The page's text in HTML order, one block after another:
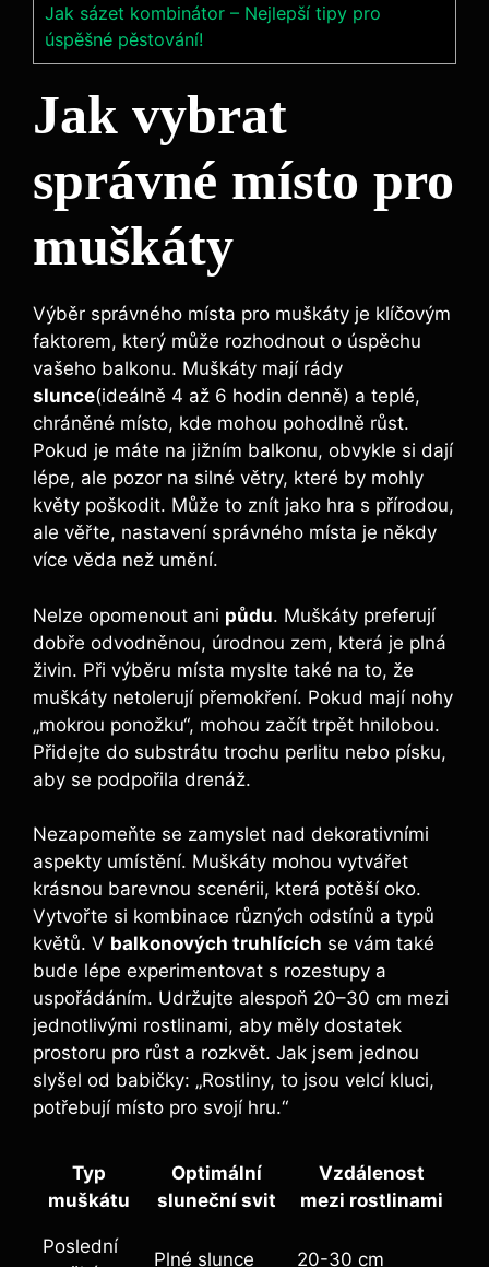
Jak sázet kombinátor – Nejlepší tipy pro
úspěšné pěstování!
Jak vybrat
správné místo pro
muškáty
Výběr správného místa pro muškáty je klíčovým
faktorem, který může rozhodnout o úspěchu
vašeho balkonu. Muškáty mají rády
slunce(ideálně 4 až 6 hodin denně) a teplé,
chráněné místo, kde mohou pohodlně růst.
Pokud je máte na jižním balkonu, obvykle si dají
lépe, ale pozor na silné větry, které by mohly
květy poškodit. Může to znít jako hra s přírodou,
ale věřte, nastavení správného místa je někdy
více věda než umění.
Nelze opomenout ani půdu. Muškáty preferují
dobře odvodněnou, úrodnou zem, která je plná
živin. Při výběru místa myslte také na to, že
muškáty netolerují přemokření. Pokud mají nohy
„mokrou ponožku“, mohou začít trpět hnilobou.
Přidejte do substrátu trochu perlitu nebo písku,
aby se podpořila drenáž.
Nezapomeňte se zamyslet nad dekorativními
aspekty umístění. Muškáty mohou vytvářet
krásnou barevnou scenérii, která potěší oko.
Vytvořte si kombinace různých odstínů a typů
květů. V balkonových truhlících se vám také
bude lépe experimentovat s rozestupy a
uspořádáním. Udržujte alespoň 20–30 cm mezi
jednotlivými rostlinami, aby měly dostatek
prostoru pro růst a rozkvět. Jak jsem jednou
slyšel od babičky: „Rostliny, to jsou velcí kluci,
potřebují místo pro svojí hru.“
Typ
muškátu
Optimální
sluneční svit
Vzdálenost
mezi rostlinami
Poslední
Plné slunce 20-30 cm